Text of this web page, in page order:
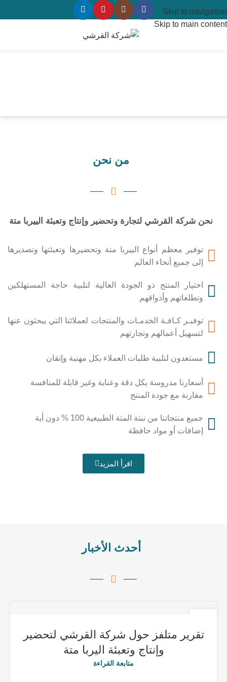
Skip to navigation
Skip to main content
من نحن
نحن شركة القرشي لتجارة وتحضير وإنتاج وتعبئة الييربا متة
توفير معظم أنواع الييربا متة وتحضيرها وتعبئتها وتصديرها
إلى جميع أنحاء العالم
اختيار المنتج ذو الجودة العالية لتلبية حاجة المستهلكين
وتطلعاتهم وأذواقهم
توفيـر كـافـة الخدمـات والمنتجات لعملائنا التي يبحثون عنها
لتسهيل أعمالهم وتجارتهم
مستعدون لتلبية طلبات العملاء بكل مهنية وإتقان
أسعارنا مدروسة بكل دقة وعناية وغير قابلة للمنافسة
مقارنة مع جودة المنتج
جميع منتجاتنا من نبتة المتة الطبيعية 100 % دون أية
إضافات أو مواد حافظة
اقرأ المزيد
أحدث الأخبار
تقرير متلفز حول شركة القرشي لتحضير
وإنتاج وتعبئة اليربا متة
متابعة القراءة